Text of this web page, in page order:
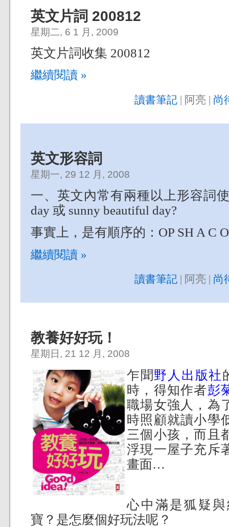
英文片詞 200812
星期二, 6 1 月, 2009
英文片詞收集 200812
繼續閱讀 »
讀書筆記 | 阿亮 | 尚
英文形容詞
星期一, 29 12 月, 2008
一、英文內常有兩種以上形容詞
day 或 sunny beautiful day?
事實上，是有順序的：OP SH A C
繼續閱讀 »
讀書筆記 | 阿亮 | 尚
教養好好玩！
星期日, 21 12 月, 2008
乍聞野人出版社
時，得知作者彭
職場女強人，為
時照顧就讀小學
三個小孩，而且
浮現一屋子充斥
畫面…
心中滿是狐疑
寶？是怎麼個好玩法呢？